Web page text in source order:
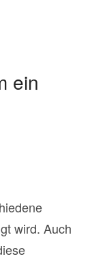
ein
wird. Auch